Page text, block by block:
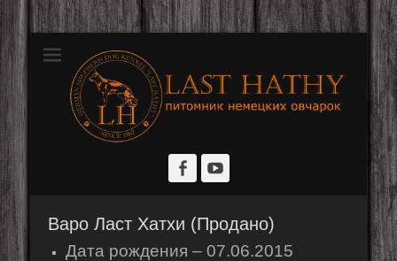
Розплідник німецьких вівчарок
Facebook
Варо Ласт Хатхи (Продано)
Дата рождения – 07.06.2015